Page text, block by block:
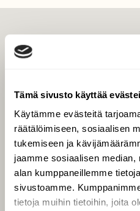
Tämä sivusto käyttää
Käytämme evästeitä
räätälöimiseen, sosiaalisen
tukemiseen ja
jaamme sosiaalisen
alan kumppaneillemme
sivustoamme.
tietoja muihin tietoihin, joita